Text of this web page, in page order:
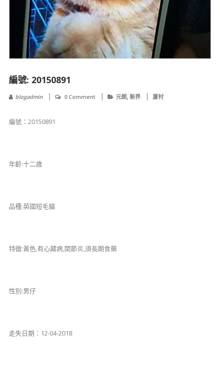
編號: 20150891
blogadmin 0 Comment 元朗, 新界 厦村
編號：20150891
年齡:十二歳
品種:英國短毛貓
特徵:黃色,有心藏病,関節炎,須長期食藥
性別:男仔
走失日期：12-04-2018